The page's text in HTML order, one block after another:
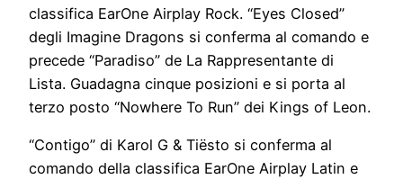
classifica EarOne Airplay Rock. “Eyes Closed”
degli Imagine Dragons si conferma al comando e
precede “Paradiso” de La Rappresentante di
Lista. Guadagna cinque posizioni e si porta al
terzo posto “Nowhere To Run” dei Kings of Leon.
“Contigo” di Karol G & Tiësto si conferma al
comando della classifica EarOne Airplay Latin e